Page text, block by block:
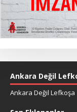
Ankara Değil
Ankara Değil Lefkoşa